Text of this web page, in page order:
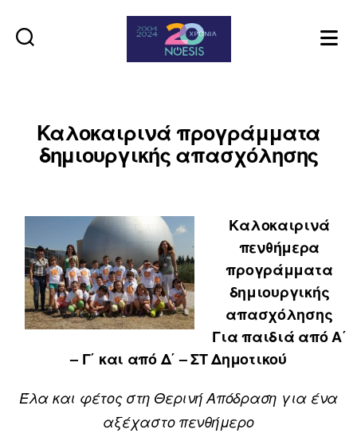
Καλοκαιρινά προγράμματα
δημιουργικής απασχόλησης
Καλοκαιρινά
πενθήμερα
προγράμματα
δημιουργικής
απασχόλησης
Για παιδιά από Α΄
– Γ΄ και από Δ΄ – ΣΤ Δημοτικού
Έλα και φέτος στη Θερινή Απόδραση για ένα
αξέχαστο πενθήμερο